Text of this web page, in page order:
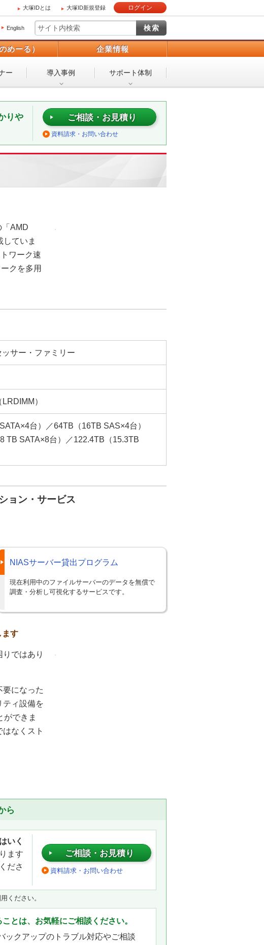
大塚IDとは 大塚ID新規登録 ログイン
English
めーる） 企業情報
ー 導入事例 サポート体制
りや
ご相談・お見積り
資料請求・お問い合わせ
AMD
ていま
ワーク速
クを多用
サー・ファミリー
）
台）／64TB（16TB SAS×4台）
TB SATA×8台）／122.4TB（15.3TB
ョン・サービス
NIASサーバー貸出プログラム
現在利用中のファイルサーバーのデータを無償で
調査・分析し可視化するサービスです。
ます
ではあり
要になった
ティ設備を
ができま
なくスト
ら
いく
ます
ださ
ご相談・お見積り
資料請求・お問い合わせ
ください。
とは、お気軽にご相談ください。
ックアップのトラブル対応やご相談